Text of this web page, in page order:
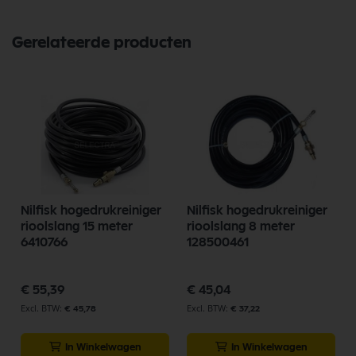
Gerelateerde producten
Nilfisk hogedrukreiniger
rioolslang 15 meter
6410766
€ 55,39
€ 45,78
In Winkelwagen
Nilfisk hogedrukreiniger
rioolslang 8 meter
128500461
€ 45,04
€ 37,22
In Winkelwagen